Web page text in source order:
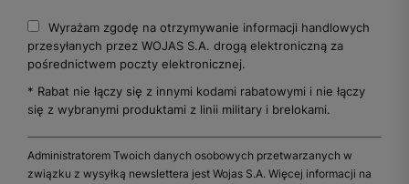
Wyrażam zgodę na otrzymywanie informacji handlowych
przesyłanych przez WOJAS S.A. drogą elektroniczną za
pośrednictwem poczty elektronicznej.
* Rabat nie łączy się z innymi kodami rabatowymi i nie łączy
się z wybranymi produktami z linii military i brelokami.
Administratorem Twoich danych osobowych przetwarzanych w
związku z wysyłką newslettera jest Wojas S.A. Więcej informacji na